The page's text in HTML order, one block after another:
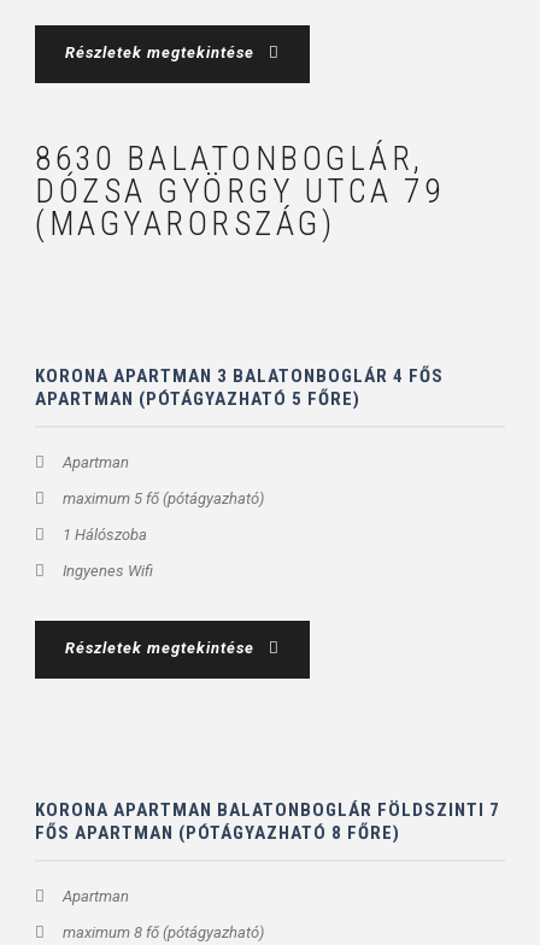
Részletek megtekintése
8630 BALATONBOGLÁR,
DÓZSA GYÖRGY UTCA 79
(MAGYARORSZÁG)
KORONA APARTMAN 3 BALATONBOGLÁR 4 FŐS
APARTMAN (PÓTÁGYAZHATÓ 5 FŐRE)
Apartman
maximum 5 fő (pótágyazható)
1 Hálószoba
Ingyenes Wifi
Részletek megtekintése
KORONA APARTMAN BALATONBOGLÁR FÖLDSZINTI 7
FŐS APARTMAN (PÓTÁGYAZHATÓ 8 FŐRE)
Apartman
maximum 8 fő (pótágyazható)